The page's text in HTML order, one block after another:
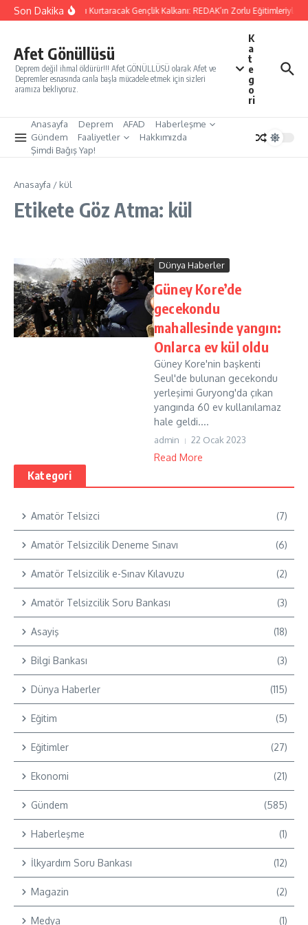
İçeriğe atla
Son DakikaYarınları Kurtaracak Gençlik Kalkanı: REDAK’ın Zorlu Eğitimleriyle
Afet Gönüllüsü
Deprem değil ihmal öldürür!!! Afet GÖNÜLLÜSÜ olarak Afet ve
Depremler esnasında canla başla mücadele etmek için sizleri
aramıza bekliyoruz.
K
a
t
e
g
o
ri
Anasayfa Deprem AFAD
Haberleşme
Gündem
Faaliyetler
Hakkımızda
Şimdi Bağış Yap!
Anasayfa / kül
Etikete Göz Atma: kül
Dünya Haberler
Güney Kore’de
gecekondu
mahallesinde yangın:
Onlarca ev kül oldu
Güney Kore'nin başkenti
Seul'de bulunan gecekondu
yerleşimi Guryong'da çıkan
yangında 60 ev kullanılamaz
hale geldi....
admin 22 Ocak 2023
Read More
Kategori
Amatör Telsizci (7)
Amatör Telsizcilik Deneme Sınavı (6)
Amatör Telsizcilik e-Sınav Kılavuzu (2)
Amatör Telsizcilik Soru Bankası (3)
Asayiş (18)
Bilgi Bankası (3)
Dünya Haberler (115)
Eğitim (5)
Eğitimler (27)
Ekonomi (21)
Gündem (585)
Haberleşme (1)
İlkyardım Soru Bankası (12)
Magazin (2)
Medya (1)